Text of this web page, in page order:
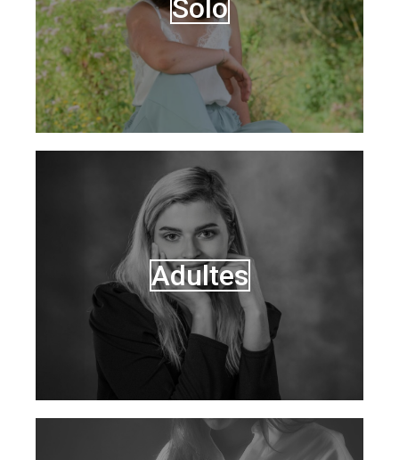
Solo
Adultes